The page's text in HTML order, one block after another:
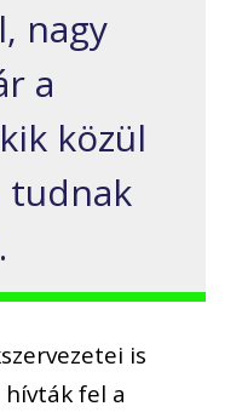
nagy
a
közül
tudnak
is
fel a